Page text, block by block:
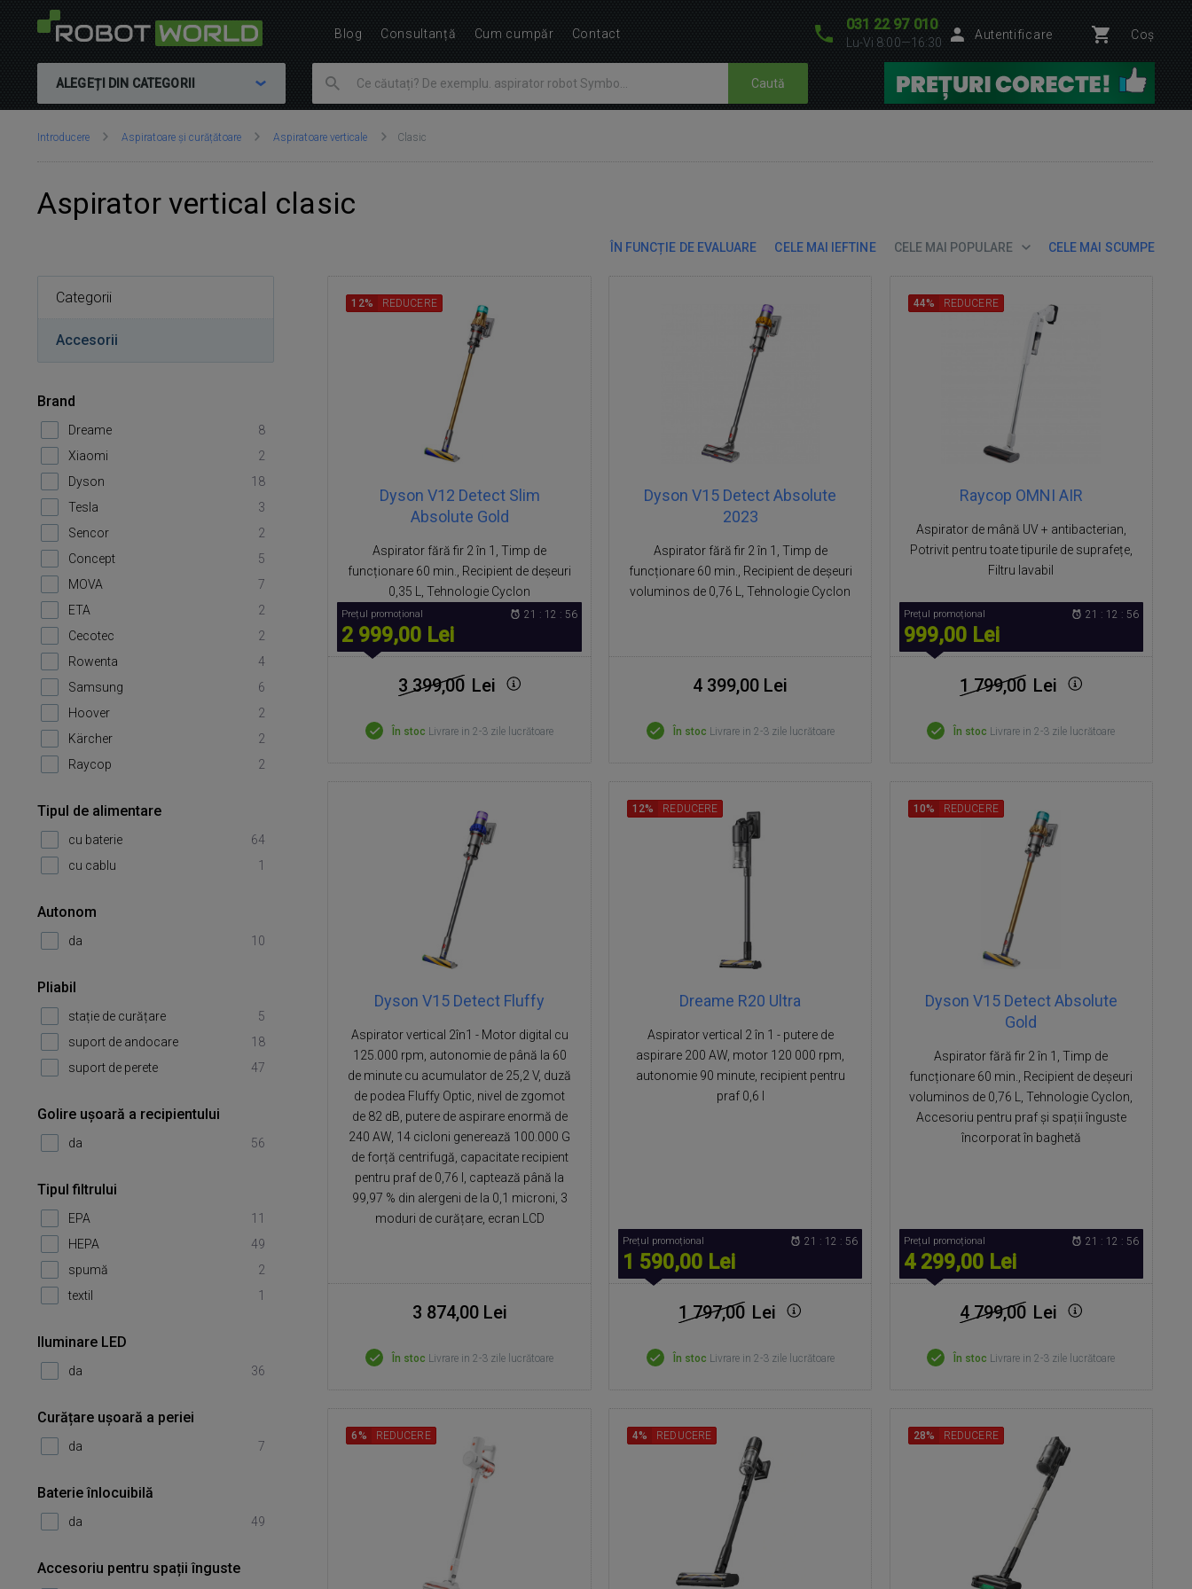
031 22 97 010
Lu-Vi 8:00—16:30
Autentificare Coș
ALEGEȚI DIN CATEGORII Caută
Vă
Introducere Aspiratoare și curățătoare Aspiratoare verticale Clasic
Aspirator vertical clasic
ÎN FUNCȚIE DE EVALUARE CELE MAI IEFTINE CELE MAI POPULARE CELE MAI SCUMPE
Dyson V12 Detect Slim
Absolute Gold
Aspirator fără fir 2 în 1, Timp de
funcționare 60 min., Recipient de deșeuri
0,35 L, Tehnologie Cyclon
12% REDUCERE
Prețul promoțional
2 999,00 Lei
21 : 12 : 55
3 399,00 Lei
În stoc Livrare in 2-3 zile lucrătoare
Dyson V15 Detect Absolute
2023
Aspirator fără fir 2 în 1, Timp de
funcționare 60 min., Recipient de deșeuri
voluminos de 0,76 L, Tehnologie Cyclon
4 399,00 Lei
În stoc Livrare in 2-3 zile lucrătoare
Raycop OMNI AIR
Aspirator de mână UV + antibacterian,
Potrivit pentru toate tipurile de suprafețe,
Filtru lavabil
44% REDUCERE
Prețul promoțional
999,00 Lei
21 : 12 : 55
1 799,00 Lei
În stoc Livrare in 2-3 zile lucrătoare
Dyson V15 Detect Fluffy
Aspirator vertical 2în1 - Motor digital cu
125.000 rpm, autonomie de până la 60
de minute cu acumulator de 25,2 V, duză
de podea Fluffy Optic, nivel de zgomot
de 82 dB, putere de aspirare enormă de
240 AW, 14 cicloni generează 100.000 G
de forță centrifugă, capacitate recipient
pentru praf de 0,76 l, captează până la
99,97 % din alergeni de la 0,1 microni, 3
moduri de curățare, ecran LCD
3 874,00 Lei
În stoc Livrare in 2-3 zile lucrătoare
Dreame R20 Ultra
Aspirator vertical 2 în 1 - putere de
aspirare 200 AW, motor 120 000 rpm,
autonomie 90 minute, recipient pentru
praf 0,6 l
12% REDUCERE
Prețul promoțional
1 590,00 Lei
21 : 12 : 55
1 797,00 Lei
În stoc Livrare in 2-3 zile lucrătoare
Dyson V15 Detect Absolute
Gold
Aspirator fără fir 2 în 1, Timp de
funcționare 60 min., Recipient de deșeuri
voluminos de 0,76 L, Tehnologie Cyclon,
Accesoriu pentru praf și spații înguste
încorporat în baghetă
10% REDUCERE
Prețul promoțional
4 299,00 Lei
21 : 12 : 55
4 799,00 Lei
În stoc Livrare in 2-3 zile lucrătoare
6% REDUCERE 4% REDUCERE 28% REDUCERE
Categorii
Accesorii
Brand
Dreame
8
Xiaomi
2
Dyson
18
Tesla
3
Sencor
2
Concept
5
MOVA
7
ETA
2
Cecotec
2
Rowenta
4
Samsung
6
Hoover
2
Kärcher
2
Raycop
2
Tipul de alimentare
cu baterie
64
cu cablu
1
Autonom
da 10
Pliabil
stație de curățare
5
suport de andocare
18
suport de perete
47
Golire ușoară a recipientului
da 56
Tipul filtrului
EPA
11
HEPA
49
spumă
2
textil
1
Iluminare LED
da 36
Curățare ușoară a periei
da 7
Baterie înlocuibilă
da 49
Accesoriu pentru spații înguste
Blog Consultanță Cum cumpăr Contact